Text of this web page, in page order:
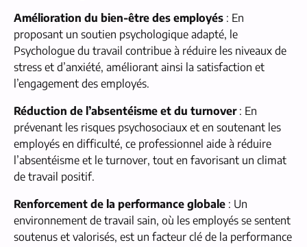
Amélioration du bien-être des employés : En
proposant un soutien psychologique adapté, le
Psychologue du travail contribue à réduire les niveaux de
stress et d’anxiété, améliorant ainsi la satisfaction et
l’engagement des employés.
Réduction de l’absentéisme et du turnover: En
prévenant les risques psychosociaux et en soutenant les
employés en difficulté, ce professionnel aide à réduire
l’absentéisme et le turnover, tout en favorisant un climat
de travail positif.
Renforcement de la performance globale : Un
environnement de travail sain, où les employés se sentent
soutenus et valorisés, est un facteur clé de la performance